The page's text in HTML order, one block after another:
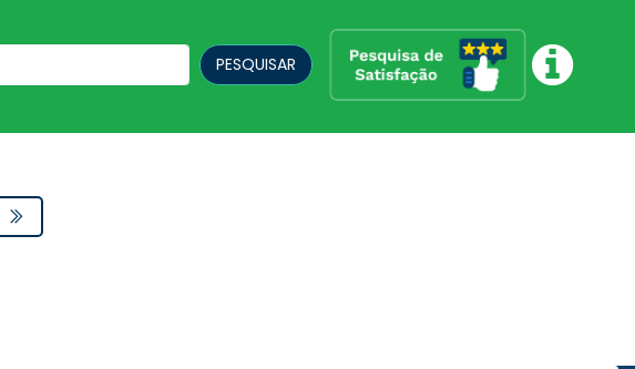
PESQUISAR